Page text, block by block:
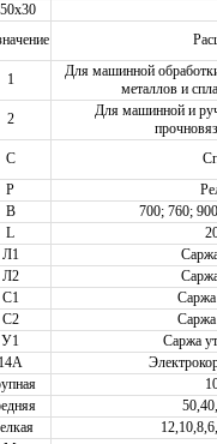
1
Для машинной
металлов и
2
Для машинной и
С
Р
B
700; 760;
L
Л1
Л2
C1
C2
У1
Саржа
14А